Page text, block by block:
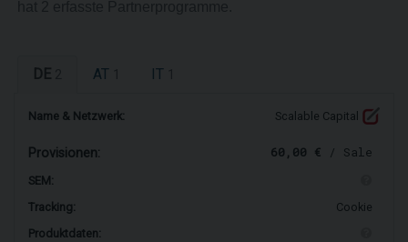
DE AT IT
Name & Netzwerk: Scalable Capital
Provisionen: 60,00 € / Sale
SEM:
Tracking:
Cookie
Produktdaten: